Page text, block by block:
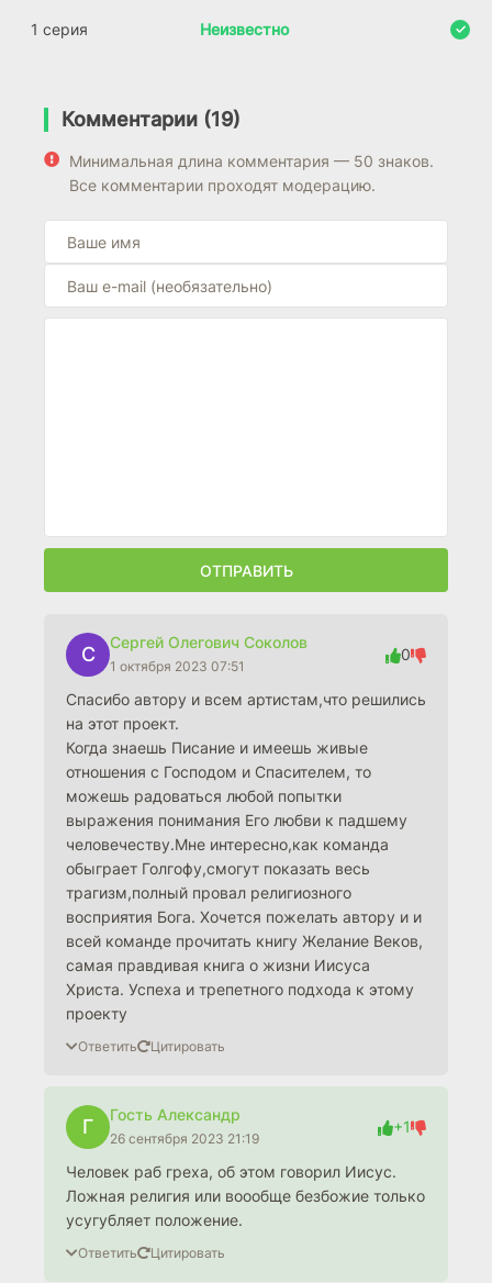
1 серия Неизвестно
Комментарии (19)
Минимальная длина комментария — 50 знаков.
Все комментарии проходят модерацию.
ОТПРАВИТЬ
С
Сергей Олегович Соколов
1 октября 2023 07:51
0
Спасибо автору и всем артистам,что решились
на этот проект.
Когда знаешь Писание и имеешь живые
отношения с Господом и Спасителем, то
можешь радоваться любой попытки
выражения понимания Его любви к падшему
человечеству.Мне интересно,как команда
обыграет Голгофу,смогут показать весь
трагизм,полный провал религиозного
восприятия Бога. Хочется пожелать автору и и
всей команде прочитать книгу Желание Веков,
самая правдивая книга о жизни Иисуса
Христа. Успеха и трепетного подхода к этому
проекту
Ответить Цитировать
Г
Гость Александр
26 сентября 2023 21:19
+1
Человек раб греха, об этом говорил Иисус.
Ложная религия или воообще безбожие только
усугубляет положение.
Ответить Цитировать